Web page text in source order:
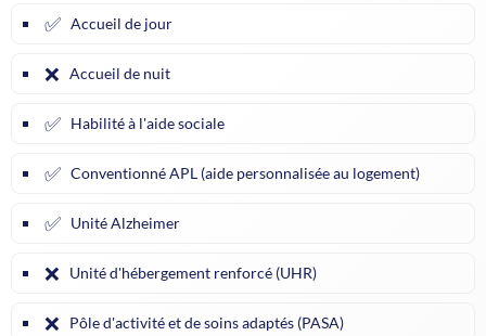
✅ Accueil de jour
❌ Accueil de nuit
✅ Habilité à l'aide sociale
✅ Conventionné APL (aide personnalisée au logement)
✅ Unité Alzheimer
❌ Unité d'hébergement renforcé (UHR)
❌ Pôle d'activité et de soins adaptés (PASA)